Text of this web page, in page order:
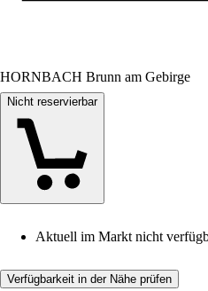
HORNBACH Brunn am Gebirge
Nicht reservierbar
Aktuell im Markt nicht
Verfügbarkeit in der Nähe prüfen